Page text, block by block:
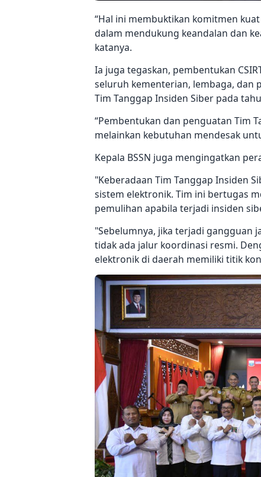
“Hal ini membuktikan komitmen
dalam mendukung keandalan dan
katanya.
Ia juga tegaskan, pembentukan
seluruh kementerian, lembaga, dan
Tim Tanggap Insiden Siber pada
“Pembentukan dan penguatan Tim
melainkan kebutuhan mendesak
Kepala BSSN juga mengingatkan
"Keberadaan Tim Tanggap Insiden
sistem elektronik. Tim ini bertugas
pemulihan apabila terjadi insiden
"Sebelumnya, jika terjadi gangguan
tidak ada jalur koordinasi resmi.
elektronik di daerah memiliki titik